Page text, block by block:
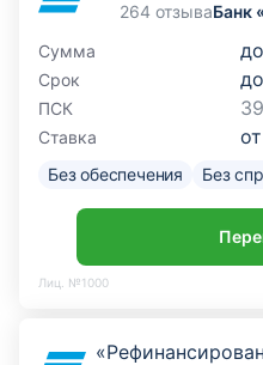
264 отзываБанк
Сумма
до
Срок до
ПСК
Ставка от
Без обеспечения Без
Лиц. №1000